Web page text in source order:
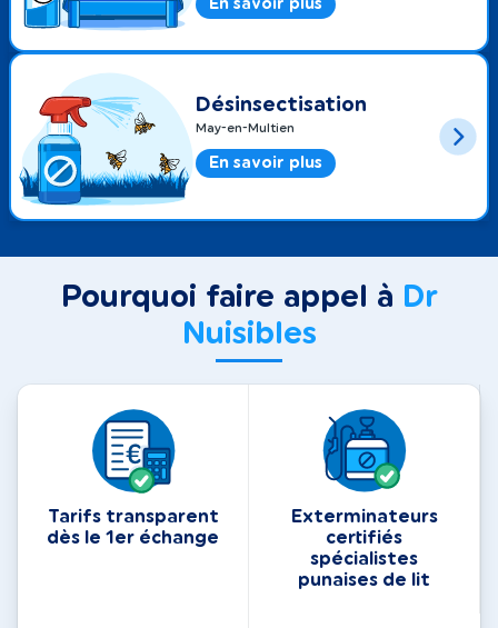
En savoir plus
Désinsectisation
May-en-Multien
En savoir plus
Pourquoi faire appel à Dr
Nuisibles
Tarifs transparent
dès le 1er échange
Exterminateurs
certifiés
spécialistes
punaises de lit